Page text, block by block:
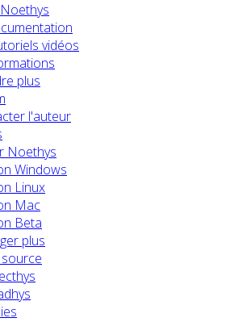
vidéos
plus
l'auteur
Noethys
Windows
Linux
Mac
Beta
plus